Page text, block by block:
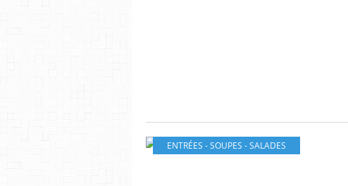
ENTRÉES - SOUPES - SALADES